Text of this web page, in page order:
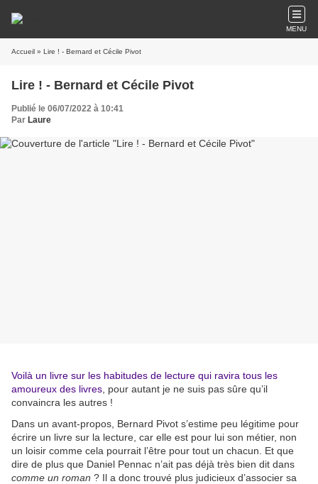
MENU
Accueil » Lire ! - Bernard et Cécile Pivot
Lire ! - Bernard et Cécile Pivot
Publié le 06/07/2022 à 10:41
Par Laure
Voilà un livre sur les habitudes de lecture qui ravira tous les
amoureux des livres , pour autant je ne suis pas sûre qu’il
convaincra les autres !
Dans un avant-propos, Bernard Pivot s’estime peu légitime pour
écrire un livre sur la lecture, car elle est pour lui son métier, non
un loisir comme cela pourrait l’être pour tout un chacun. Et que
dire de plus que Daniel Pennac n’ait pas déjà très bien dit dans
comme un roman ? Il a donc trouvé plus judicieux d’associer sa